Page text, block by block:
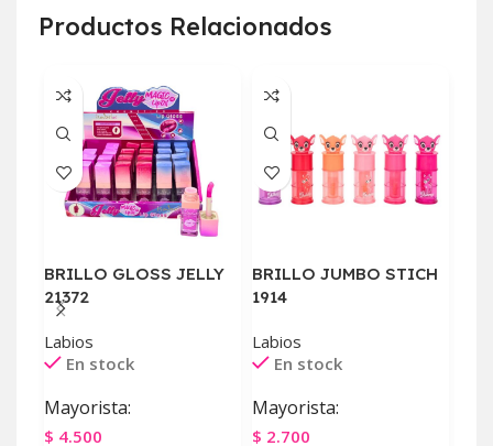
Productos Relacionados
BRILLO GLOSS JELLY
21372
Labios
En stock
Mayorista:
$ 4.500
BRILLO JUMBO STICH
1914
Labios
En stock
Mayorista:
$ 2.700